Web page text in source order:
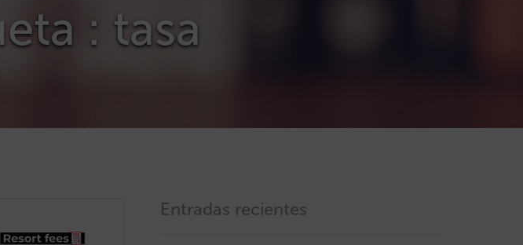
: tasa
Entradas recientes